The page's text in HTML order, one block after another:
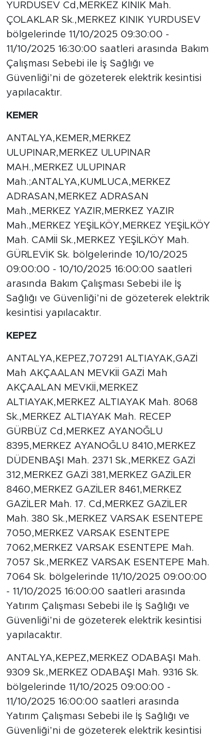
YURDUSEV Cd,MERKEZ KINIK Mah.
ÇOLAKLAR Sk.,MERKEZ KINIK YURDUSEV
bölgelerinde 11/10/2025 09:30:00 -
11/10/2025 16:30:00 saatleri arasında Bakım
Çalışması Sebebi ile İş Sağlığı ve
Güvenliği’ni de gözeterek elektrik kesintisi
yapılacaktır.
KEMER
ANTALYA,KEMER,MERKEZ
ULUPINAR,MERKEZ ULUPINAR
MAH.,MERKEZ ULUPINAR
Mah.;ANTALYA,KUMLUCA,MERKEZ
ADRASAN,MERKEZ ADRASAN
Mah.,MERKEZ YAZIR,MERKEZ YAZIR
Mah.,MERKEZ YEŞİLKÖY,MERKEZ YEŞİLKÖY
Mah. CAMİİ Sk.,MERKEZ YEŞİLKÖY Mah.
GÜRLEVİK Sk. bölgelerinde 10/10/2025
09:00:00 - 10/10/2025 16:00:00 saatleri
arasında Bakım Çalışması Sebebi ile İş
Sağlığı ve Güvenliği’ni de gözeterek elektrik
kesintisi yapılacaktır.
KEPEZ
ANTALYA,KEPEZ,707291 ALTIAYAK,GAZİ
Mah AKÇAALAN MEVKİİ GAZİ Mah
AKÇAALAN MEVKİİ,MERKEZ
ALTIAYAK,MERKEZ ALTIAYAK Mah. 8068
Sk.,MERKEZ ALTIAYAK Mah. RECEP
GÜRBÜZ Cd,MERKEZ AYANOĞLU
8395,MERKEZ AYANOĞLU 8410,MERKEZ
DÜDENBAŞI Mah. 2371 Sk.,MERKEZ GAZİ
312,MERKEZ GAZİ 381,MERKEZ GAZİLER
8460,MERKEZ GAZİLER 8461,MERKEZ
GAZİLER Mah. 17. Cd,MERKEZ GAZİLER
Mah. 380 Sk.,MERKEZ VARSAK ESENTEPE
7050,MERKEZ VARSAK ESENTEPE
7062,MERKEZ VARSAK ESENTEPE Mah.
7057 Sk.,MERKEZ VARSAK ESENTEPE Mah.
7064 Sk. bölgelerinde 11/10/2025 09:00:00
- 11/10/2025 16:00:00 saatleri arasında
Yatırım Çalışması Sebebi ile İş Sağlığı ve
Güvenliği’ni de gözeterek elektrik kesintisi
yapılacaktır.
ANTALYA,KEPEZ,MERKEZ ODABAŞI Mah.
9309 Sk.,MERKEZ ODABAŞI Mah. 9316 Sk.
bölgelerinde 11/10/2025 09:00:00 -
11/10/2025 16:00:00 saatleri arasında
Yatırım Çalışması Sebebi ile İş Sağlığı ve
Güvenliği’ni de gözeterek elektrik kesintisi